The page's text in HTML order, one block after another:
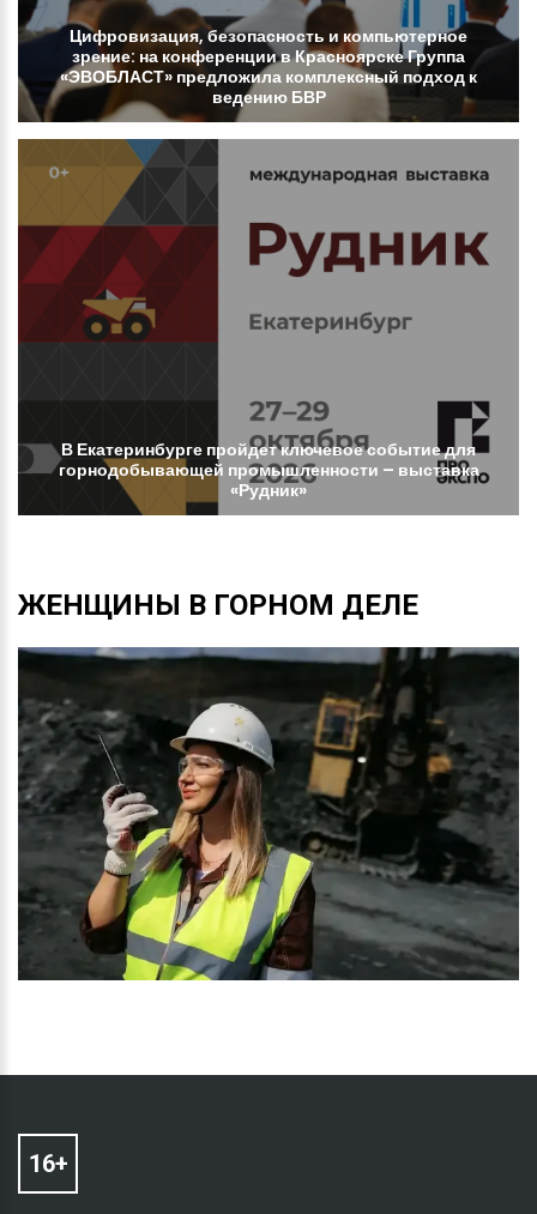
Цифровизация, безопасность и компьютерное
зрение: на конференциивКрасноярскеГруппа
«ЭВОБЛАСТ» предложила комплексный подход к
ведению БВР
В Екатеринбурге пройдетключевоесобытиедля
горнодобывающей промышленности – выставка
«Рудник»
ЖЕНЩИНЫ В ГОРНОМ ДЕЛЕ